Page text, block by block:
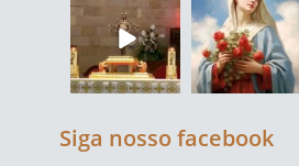
Siga nosso facebook